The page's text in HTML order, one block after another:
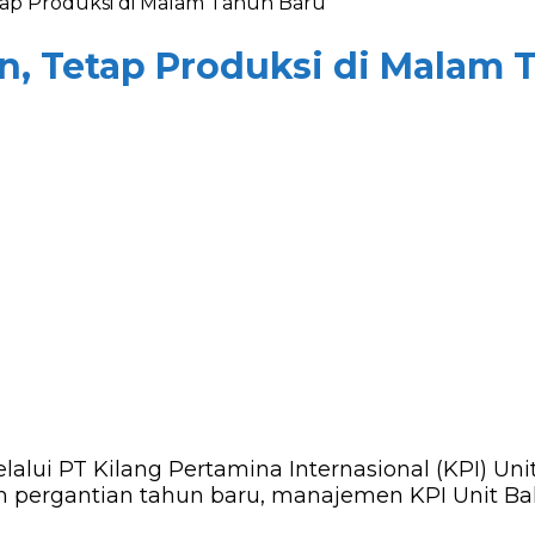
Tetap Produksi di Malam
PT Kilang Pertamina Internasional (KPI)
pergantian tahun baru, manajemen KPI Unit